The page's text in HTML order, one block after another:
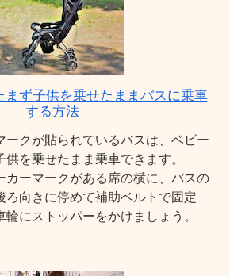
まず子供を乗せたままバスに乗車
する方法
ークが貼られているバスは、ベビー
を乗せたまま乗車できます。
カーマークがある席の横に、バスの
ろ向きに停めて補助ベルトで固定
にストッパーをかけましょう。